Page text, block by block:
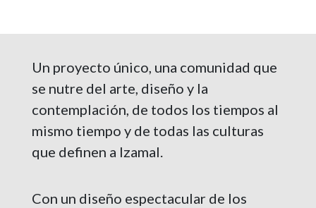
Un proyecto único, una comunidad que
se nutre del arte, diseño y la
contemplación, de todos los tiempos al
mismo tiempo y de todas las culturas
que definen a Izamal.
Con un diseño espectacular de los